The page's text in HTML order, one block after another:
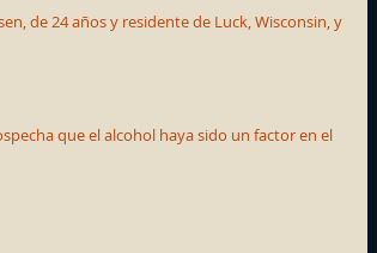
de 24 años y residente de Luck, Wisconsin, y
que el alcohol haya sido un factor en el